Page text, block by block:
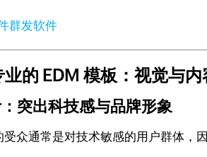
的 EDM 模板：视觉与内
：突出科技感与品牌形象
众通常是对技术敏感的用户群体，